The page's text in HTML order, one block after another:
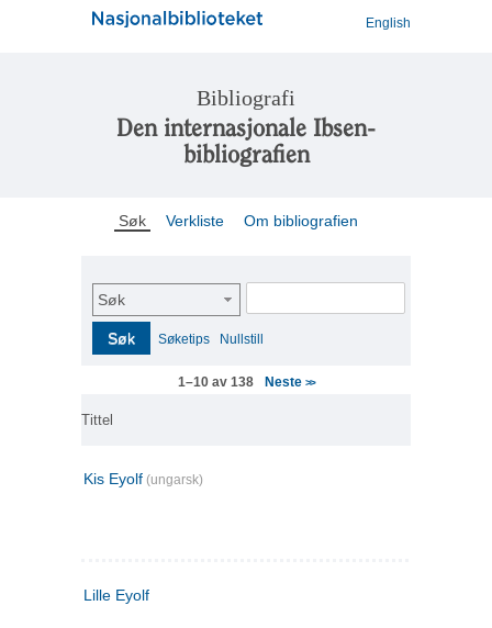
English
Bibliografi
Den internasjonale Ibsen-
bibliografien
Søk Verkliste Om bibliografien
Søk
Søk Søketips Nullstill
1–10 av 138 Neste >>
Tittel
Kis Eyolf (ungarsk)
Lille Eyolf